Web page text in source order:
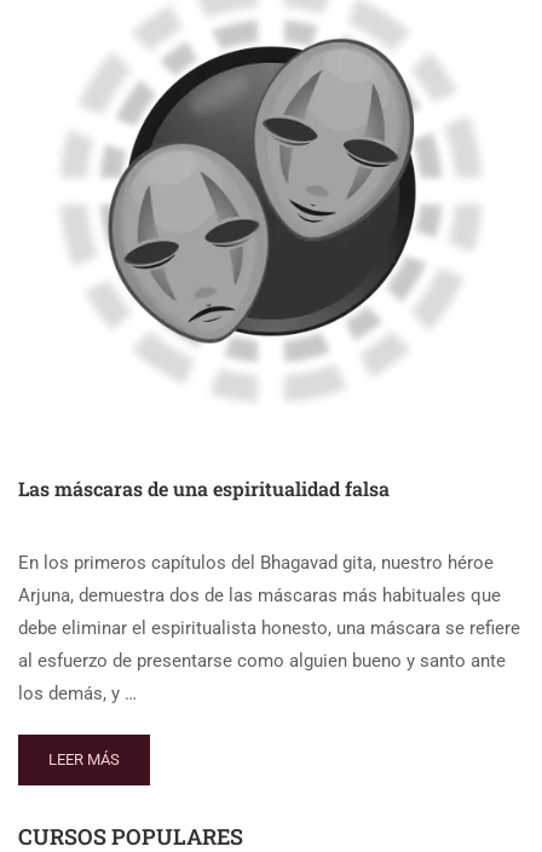
Las máscaras de una espiritualidad falsa
En los primeros capítulos del Bhagavad gita, nuestro héroe
Arjuna, demuestra dos de las máscaras más habituales que
debe eliminar el espiritualista honesto, una máscara se refiere
al esfuerzo de presentarse como alguien bueno y santo ante
los demás, y …
LEER MÁS
CURSOS POPULARES